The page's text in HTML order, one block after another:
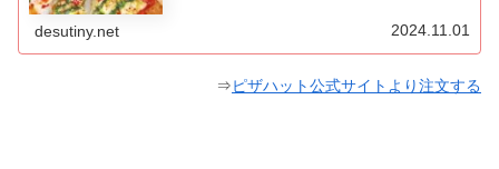
desutiny.net 2024.11.01
⇒ピザハット公式サイトより注文する